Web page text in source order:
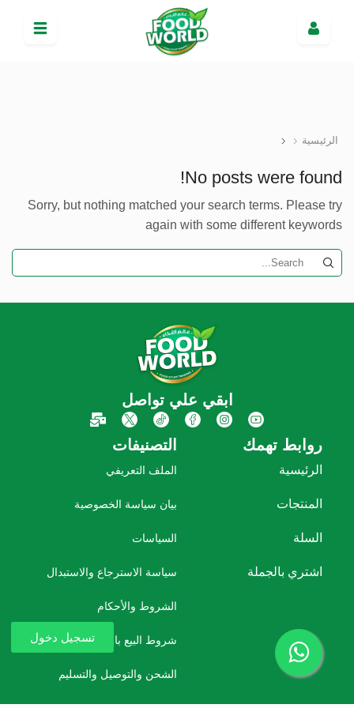
الرئيسية
No posts were found!
Sorry, but nothing matched your search terms. Please try
again with some different keywords
ابقي علي تواصل
روابط تهمك
الرئيسية
المنتجات
السلة
اشتري بالجملة
التصنيفات
الملف التعريفي
بيان سياسة الخصوصية
السياسات
سياسة الاسترجاع والاستبدال
الشروط والأحكام
شروط البيع بالعمولة
الشحن والتوصيل والتسليم
تسجيل دخول